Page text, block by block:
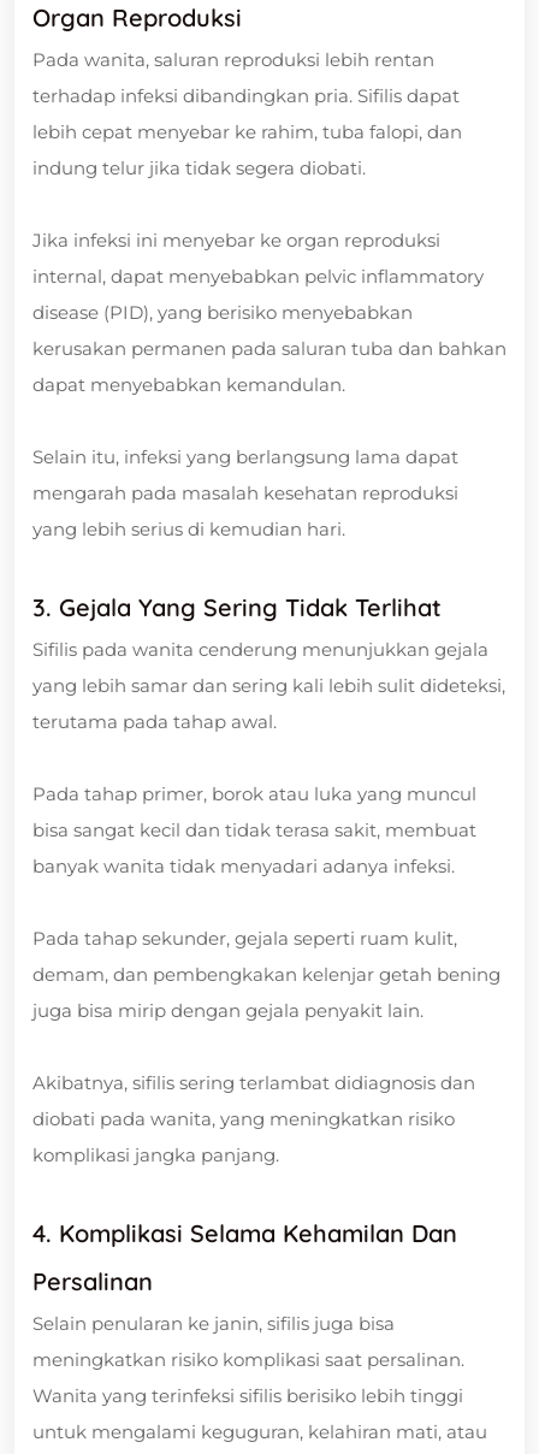
Organ Reproduksi
Pada wanita, saluran reproduksi lebih rentan
terhadap infeksi dibandingkan pria. Sifilis dapat
lebih cepat menyebar ke rahim, tuba falopi, dan
indung telur jika tidak segera diobati.
Jika infeksi ini menyebar ke organ reproduksi
internal, dapat menyebabkan pelvic inflammatory
disease (PID), yang berisiko menyebabkan
kerusakan permanen pada saluran tuba dan bahkan
dapat menyebabkan kemandulan.
Selain itu, infeksi yang berlangsung lama dapat
mengarah pada masalah kesehatan reproduksi
yang lebih serius di kemudian hari.
3. Gejala Yang Sering Tidak Terlihat
Sifilis pada wanita cenderung menunjukkan gejala
yang lebih samar dan sering kali lebih sulit dideteksi,
terutama pada tahap awal.
Pada tahap primer, borok atau luka yang muncul
bisa sangat kecil dan tidak terasa sakit, membuat
banyak wanita tidak menyadari adanya infeksi.
Pada tahap sekunder, gejala seperti ruam kulit,
demam, dan pembengkakan kelenjar getah bening
juga bisa mirip dengan gejala penyakit lain.
Akibatnya, sifilis sering terlambat didiagnosis dan
diobati pada wanita, yang meningkatkan risiko
komplikasi jangka panjang.
4. Komplikasi Selama Kehamilan Dan
Persalinan
Selain penularan ke janin, sifilis juga bisa
meningkatkan risiko komplikasi saat persalinan.
Wanita yang terinfeksi sifilis berisiko lebih tinggi
untuk mengalami keguguran, kelahiran mati, atau